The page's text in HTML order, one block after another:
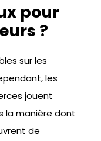
pour
?
sur les
les
jouent
la manière dont
de